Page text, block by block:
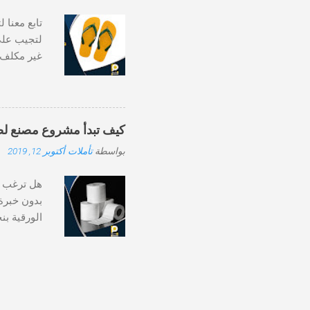
تابع
لتجيب
غير
من
من
ان
و من
كيف تبدأ مشروع مصنع
بواسطةتأملات أكتوبر 12, 2019
هل ترغب
بدون
الورقية
ارتفاع